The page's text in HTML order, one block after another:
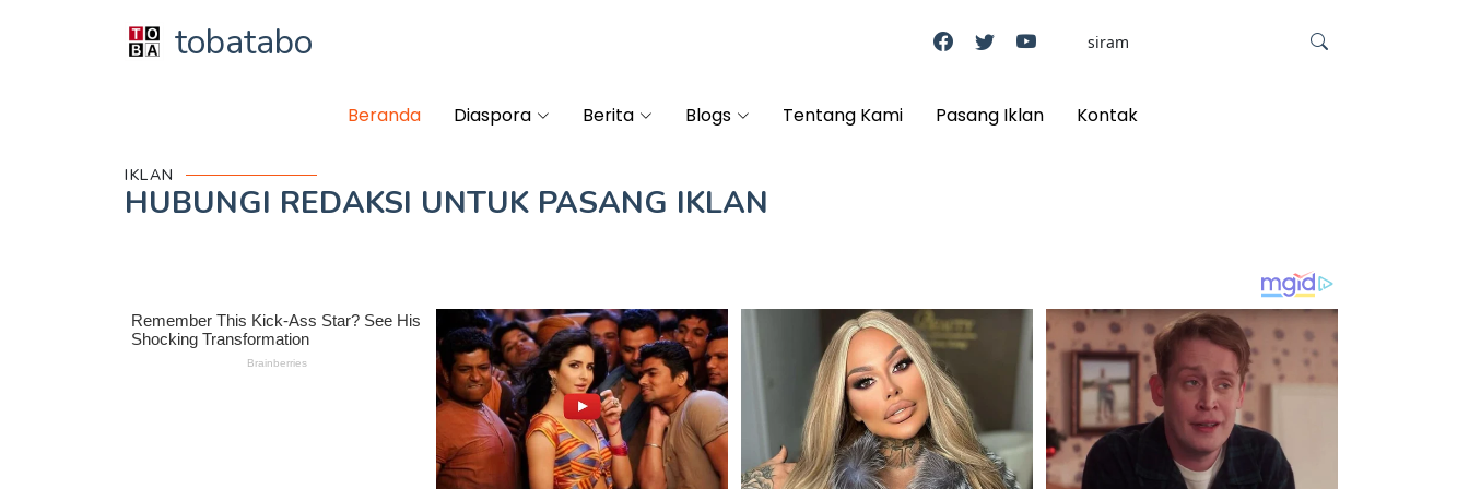
tobatabo
Beranda Diaspora Berita Blogs Tentang Kami Pasang Iklan Kontak
IKLAN
HUBUNGI REDAKSI UNTUK PASANG IKLAN